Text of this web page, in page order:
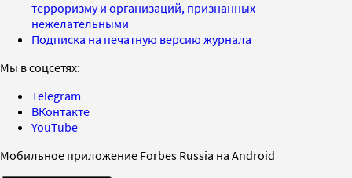
терроризму и организаций, признанных
нежелательными
Подписка на печатную версию журнала
Мы в соцсетях:
Telegram
ВКонтакте
YouTube
Мобильное приложение Forbes Russia на Android